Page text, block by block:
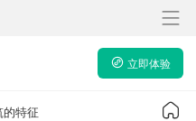
立即体验
特征